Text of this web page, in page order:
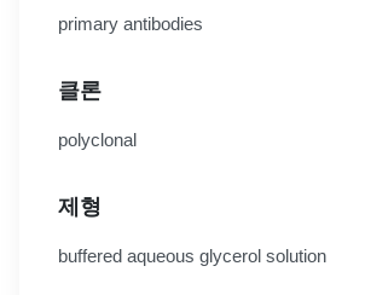
primary antibodies
클론
polyclonal
제형
buffered aqueous glycerol solution